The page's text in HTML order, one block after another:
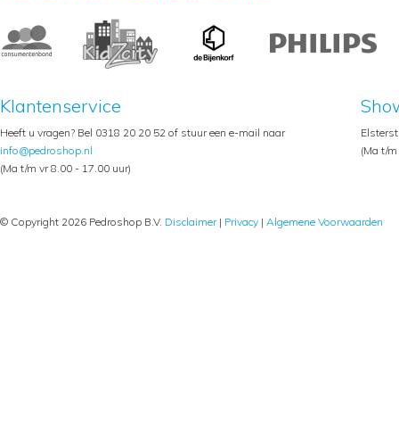
Klantenservice
Heeft u vragen? Bel 0318 20 20 52 of stuur een e-mail naar
info@pedroshop.nl
(Ma t/m vr 8.00 - 17.00 uur)
(Ma t/
© Copyright 2026 Pedroshop B.V. Disclaimer| Privacy | Algemene Voorwaarden